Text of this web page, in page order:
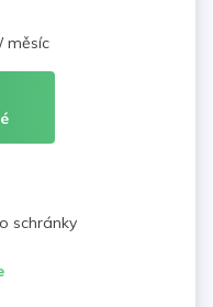
měsíc
schránky